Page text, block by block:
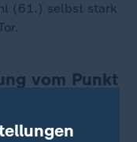
(61.) selbst stark
vom Punkt
für
einen weiteren